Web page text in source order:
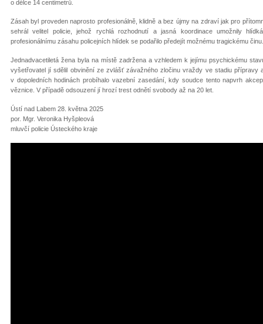
o délce 14 centimetrů.
Zásah byl proveden naprosto profesionálně, klidně a bez újmy na zdraví jak pro
sehrál velitel policie, jehož rychlá rozhodnutí a jasná koordinace umožnily
profesionálnímu zásahu policejních hlídek se podařilo předejít možnému tragickému činu.
Jednadvacetiletá žena byla na místě zadržena a vzhledem k jejímu psychickému
vyšetřovatel jí sdělil obvinění ze zvlášť závažného zločinu vraždy ve stadiu
v dopoledních hodinách probíhalo vazební zasedání, kdy soudce tento napvrh
věznice. V případě odsouzení jí hrozí trest odnětí svobody až na 20 let.
Ústí nad Labem 28. května 2025
por. Mgr. Veronika Hyšpleová
mluvčí policie Ústeckého kraje